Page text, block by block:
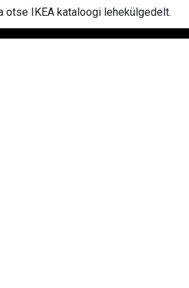
otse IKEA kataloogi lehekülgedelt.